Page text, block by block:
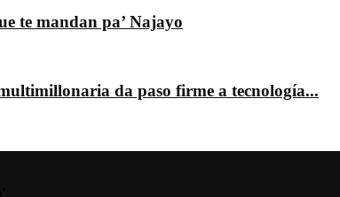
te mandan pa’ Najayo
da paso firme a tecnología...